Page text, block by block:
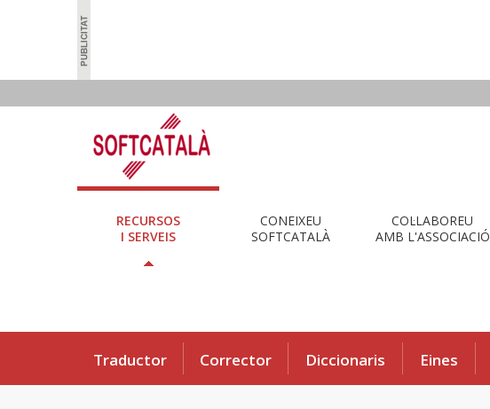
RECURSOS
I SERVEIS
CONEIXEU
SOFTCATALÀ
COL·LABOREU
AMB L'ASSOCIACIÓ
Traductor Corrector Diccionaris Eines